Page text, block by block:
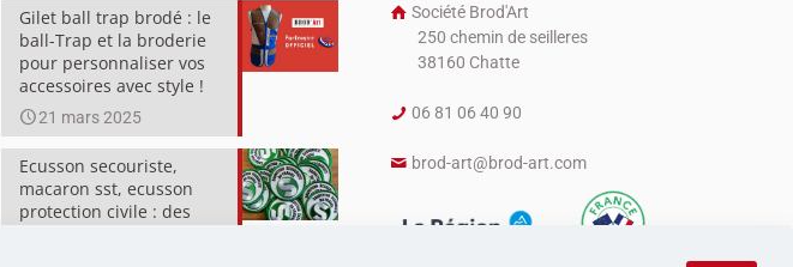
Gilet ball trap brodé : le
ball-Trap et la broderie
pour personnaliser vos
accessoires avec style !
21 mars 2025
Ecusson secouriste,
macaron sst, ecusson
protection civile : des
Société Brod'Art
250 chemin de seilleres
38160 Chatte
06 81 06 40 90
brod-art@brod-art.com